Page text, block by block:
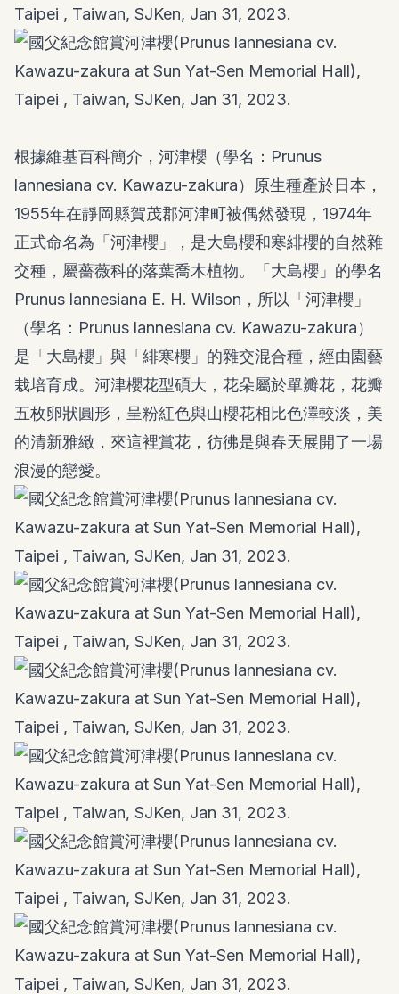
根據維基百科簡介 ，河津櫻（學名：Prunus
lannesiana cv. Kawazu-zakura）原生種產於日本，
1955年在靜岡縣賀茂郡河津町被偶然發現，1974年
正式命名為「河津櫻」，是大島櫻和寒緋櫻的自然雜
交種，屬薔薇科的落葉喬木植物。「大島櫻」的學名
Prunus lannesiana E. H. Wilson，所以「河津櫻」
（學名：Prunus lannesiana cv. Kawazu-zakura）
是「大島櫻」與「緋寒櫻」的雜交混合種，經由園藝
栽培育成。河津櫻花型碩大，花朵屬於單瓣花，花瓣
五枚卵狀圓形，呈粉紅色與山櫻花相比色澤較淡，美
的清新雅緻，來這裡賞花，彷彿是與春天展開了一場
浪漫的戀愛。